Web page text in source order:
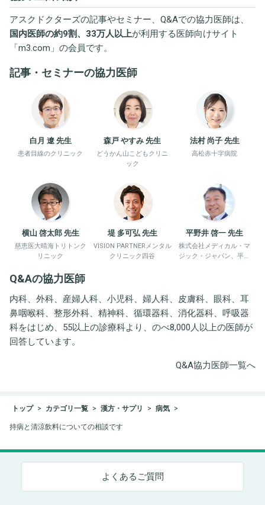
アスクドクターズの記事やセミナー、Q&Aでの協力医師は、
国内医師の約9割、33万人以上が利用する医師向けサイト
「m3.com 」の会員です。
記事・セミナーの協力医師
白月 遼 先生
患者目線のクリニック
森戸 やすみ 先生
どうかん山こどもクリニ
ック
法村 尚子 先生
高松赤十字病院
横山 啓太郎 先生
慈恵医大晴海トリトンク
リニック
堤 多可弘 先生
VISION PARTNERメンタル
クリニック四谷
平野井 啓一 先生
株式会社メディカル・マ
ジック・ジャパン、平野
Q&Aの協力医師
内科、外科、産婦人科、小児科、婦人科、皮膚科、眼科、耳
鼻咽喉科、整形外科、精神科、循環器科、消化器科、呼吸器
科をはじめ、55以上の診療科より、のべ8,000人以上の医師が
回答しています。
Q&A協力医師一覧へ
トップ カテゴリ一覧 漢方・サプリ 病気
持病と清涼飲料についての相談です
よくあるご質問